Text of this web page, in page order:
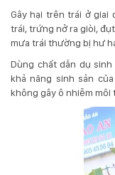
Gây hại trên trái ở giai
trái, trứng nở ra giòi,
mưa trái thường bị hư
Dùng chất dẫn dụ
khả năng sinh sản
không gây ô nhiễm